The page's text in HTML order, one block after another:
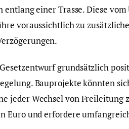
einer Trasse. Diese
voraussichtlich zu
grundsätzlich
Bauprojekte könnten
jeder Wechsel von Freileitung
Euro und erfordere